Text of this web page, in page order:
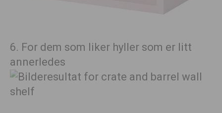
6. For dem som liker hyller som er litt
annerledes